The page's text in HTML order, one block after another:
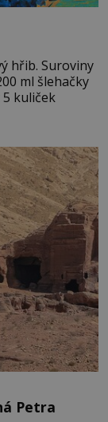
ml šlehačky
5 kuliček
Petra